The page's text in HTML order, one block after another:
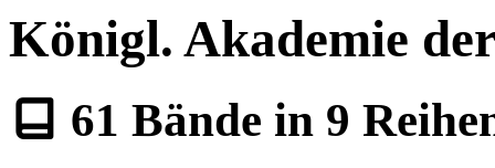
Königl. Akademie
61 Bände in 9